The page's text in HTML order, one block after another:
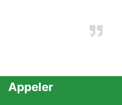
des artisans, tarifs 1 euro
Appeler